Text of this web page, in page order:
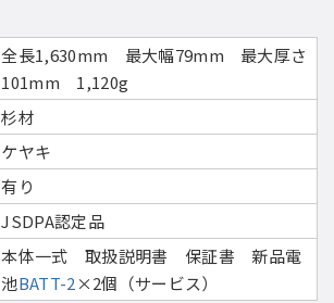
全長1,630mm 最大幅79mm 最大厚さ
101mm 1,120g
杉材
ケヤキ
有り
JSDPA認定品
本体一式 取扱説明書 保証書 新品電
池BATT-2×2個（サービス）